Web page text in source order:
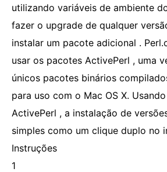
utilizando variáveis ​​de ambiente
fazer o upgrade de qualquer
instalar um pacote adicional .
usar os pacotes ActivePerl , uma
únicos pacotes binários
para uso com o Mac OS X.
ActivePerl , a instalação de
simples como um clique duplo no
Instruções
1